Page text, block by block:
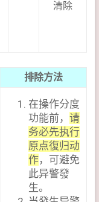
清除
排除方法
在操作分度
功能前， 请
务必先执行
原点復归动
作，可避免
此异警發
生。